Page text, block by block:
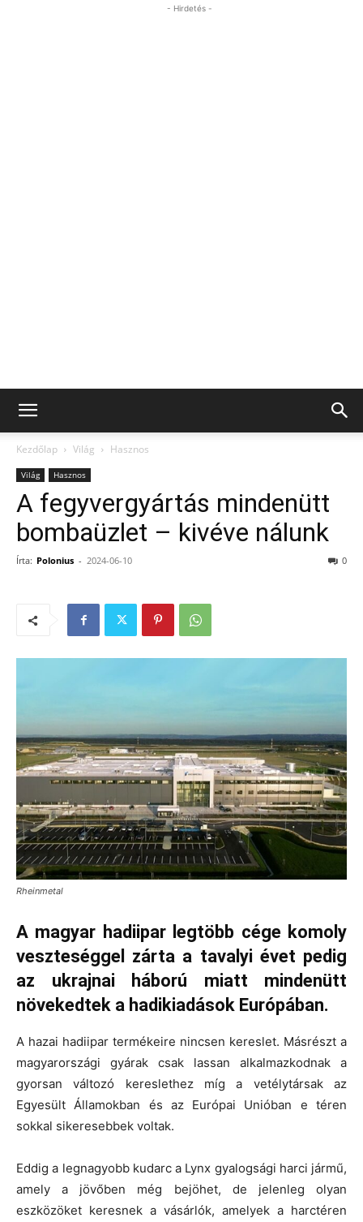
- Hirdetés -
Kezdőlap Világ Hasznos
Világ Hasznos
A fegyvergyártás mindenütt
bombaüzlet – kivéve nálunk
Írta: Polonius - 2024-06-10 0
Rheinmetal
A magyar hadiipar legtöbb cége komoly
veszteséggel zárta a tavalyi évet pedig
az ukrajnai háború miatt mindenütt
növekedtek a hadikiadások Európában.
A hazai hadiipar termékeire nincsen kereslet. Másrészt a
magyarországi gyárak csak lassan alkalmazkodnak a
gyorsan változó kereslethez míg a vetélytársak az
Egyesült Államokban és az Európai Unióban e téren
sokkal sikeresebbek voltak.
Eddig a legnagyobb kudarc a Lynx gyalogsági harci jármű,
amely a jövőben még bejöhet, de jelenleg olyan
eszközöket keresnek a vásárlók, amelyek a harctéren